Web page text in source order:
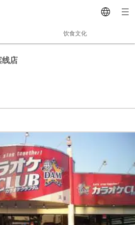
饮食文化
线店